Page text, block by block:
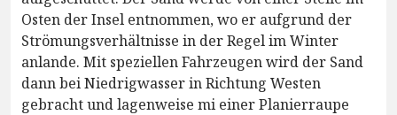
Osten der Insel entnommen, wo er aufgrund der
Strömungsverhältnisse in der Regel im Winter
anlande. Mit speziellen Fahrzeugen wird der Sand
dann bei Niedrigwasser in Richtung Westen
gebracht und lagenweise mi einer Planierraupe